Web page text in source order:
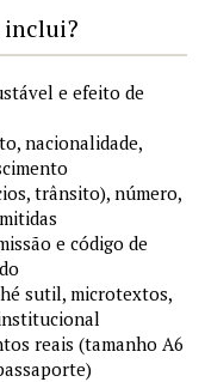
inclui?
e efeito de
nacionalidade,
trânsito), número,
e código de
sutil, microtextos,
reais (tamanho A6